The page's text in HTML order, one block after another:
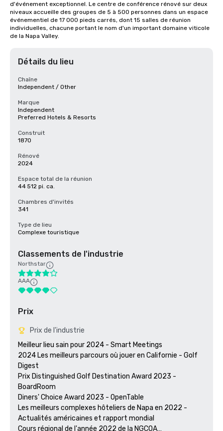
d'événement exceptionnel. Le centre de conférence rénové sur deux
niveaux accueille des groupes de 5 à 500 personnes dans un espace
événementiel de 17 000 pieds carrés, dont 15 salles de réunion
individuelles, chacune portant le nom d'un important domaine viticole
de la Napa Valley.
Détails du lieu
Chaîne
Independent / Other
Marque
Independent
Preferred Hotels & Resorts
Construit
1870
Rénové
2024
Espace total de la réunion
44 512 pi. ca.
Chambres d'invités
341
Type de lieu
Complexe touristique
Classements de l'industrie
Northstar
AAA
Prix
Prix de l'industrie
Meilleur lieu sain pour 2024 - Smart Meetings
2024 Les meilleurs parcours où jouer en Californie - Golf
Digest
Prix Distinguished Golf Destination Award 2023 -
BoardRoom
Diners' Choice Award 2023 - OpenTable
Les meilleurs complexes hôteliers de Napa en 2022 -
Actualités américaines et rapport mondial
Cours régional de l'année 2022 de la NGCOA